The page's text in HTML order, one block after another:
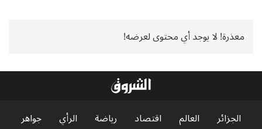
معذرة! لا يوجد أي محتوى لعرضه!
الجزائر العالم اقتصاد رياضة الرأي
جواهر